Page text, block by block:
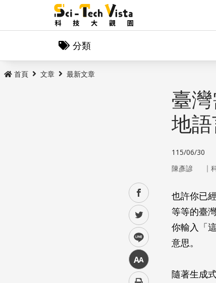
分類
首頁 文章 最新文章
facebook
twitter
line
中
臺
地
115/06/30
陳彥諺 ｜
也許你已
等等的臺
你輸入「
意思。
隨著生成